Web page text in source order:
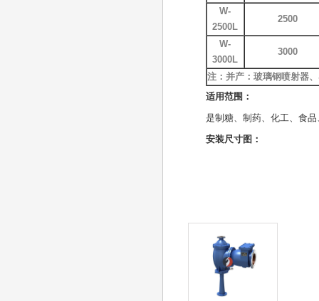
W-
2500L
2500
W-
3000L
3000
注：并产：玻璃钢喷射器
适用范围：
是制糖、制药、化工、食
安装尺寸图：